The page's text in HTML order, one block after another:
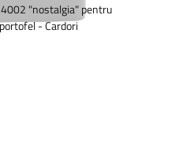
"nostalgia" pentru
- Cardori